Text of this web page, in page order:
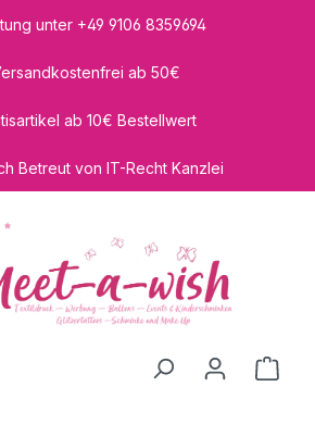
unter +49 9106 8359694
ab 50€
ab 10€ Bestellwert
Betreut von IT-Recht Kanzlei